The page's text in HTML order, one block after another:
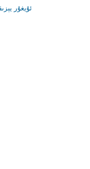
ئۇيغۇر